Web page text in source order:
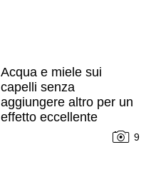
Acqua e miele sui
capelli senza
aggiungere altro per un
effetto eccellente
9